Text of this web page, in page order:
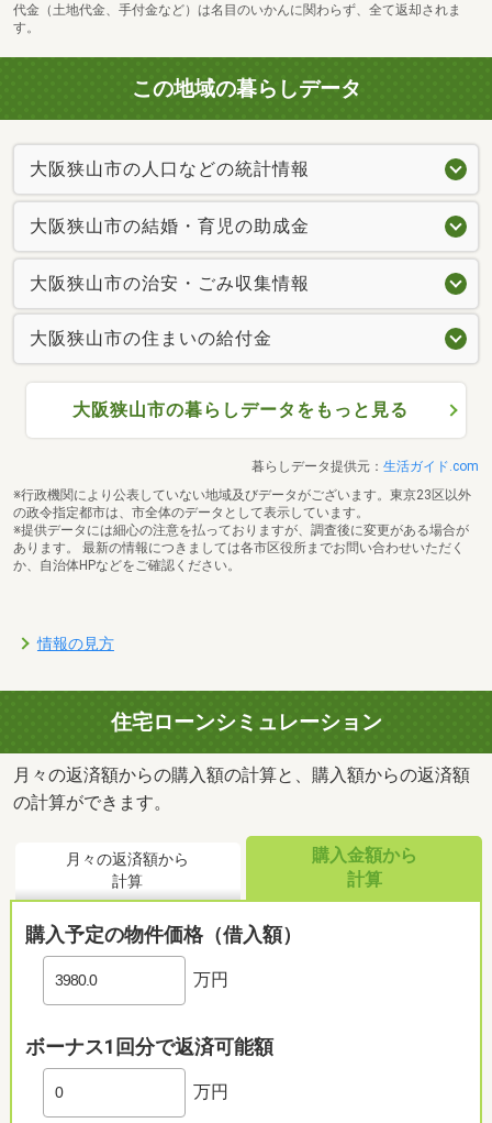
代金（土地代金、手付金など）は名目のいかんに関わらず、全て返却されま
す。
この地域の暮らしデータ
大阪狭山市の人口などの統計情報
大阪狭山市の結婚・育児の助成金
大阪狭山市の治安・ごみ収集情報
大阪狭山市の住まいの給付金
大阪狭山市の暮らしデータをもっと見る
暮らしデータ提供元： 生活ガイド.com
※行政機関により公表していない地域及びデータがございます。東京23区以外
の政令指定都市は、市全体のデータとして表示しています。
※提供データには細心の注意を払っておりますが、調査後に変更がある場合が
あります。 最新の情報につきましては各市区役所までお問い合わせいただく
か、自治体HPなどをご確認ください。
情報の見方
住宅ローンシミュレーション
月々の返済額からの購入額の計算と、購入額からの返済額
の計算ができます。
月々の返済額から
計算
購入金額から
計算
購入予定の物件価格（借入額）
万円
ボーナス1回分で返済可能額
万円